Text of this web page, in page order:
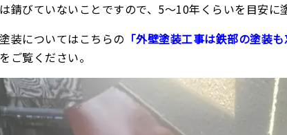
錆びていないことですので、5〜10年くらいを目安に
装についてはこちらの 「外壁塗装工事は鉄部の塗装
をご覧ください。